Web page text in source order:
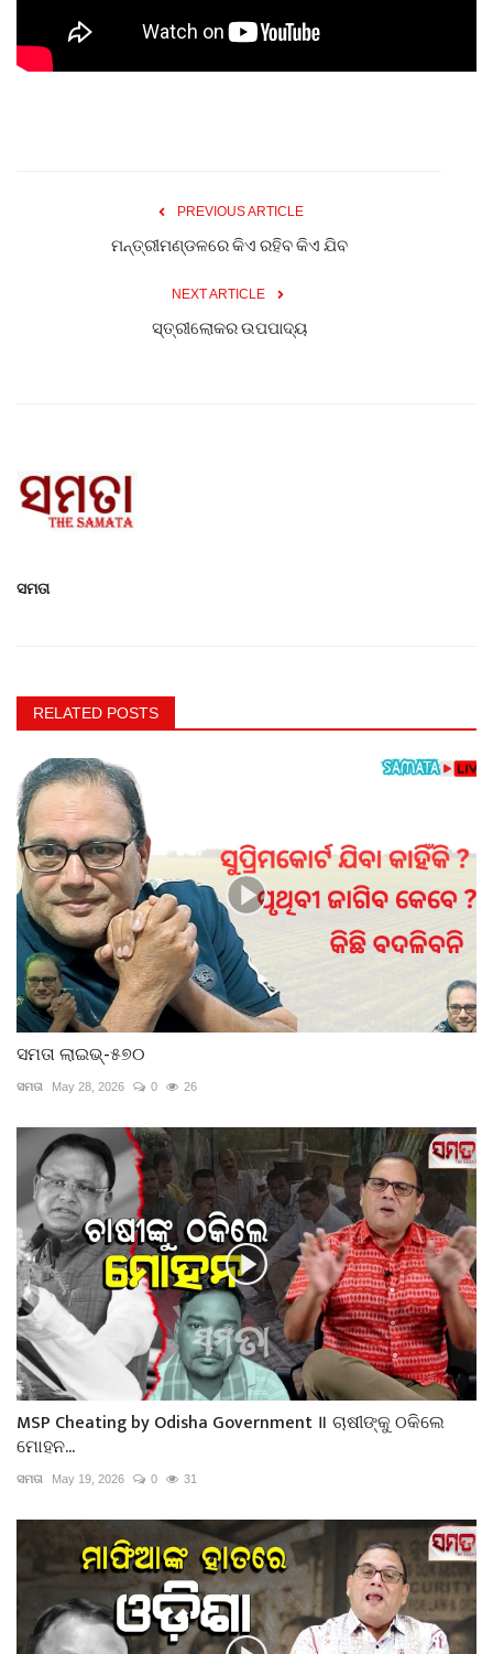
Gallery
PREVIOUS ARTICLE
ମନ୍ତ୍ରୀମଣ୍ଡଳରେ କିଏ ରହିବ କିଏ ଯିବ
NEXT ARTICLE
ସ୍ତ୍ରୀଲୋକର ଉପପାଦ୍ୟ
ସମତା
RELATED POSTS
ସମତା ଲାଇଭ୍-୫୭୦
ସମତା May 28, 2026 0 26
MSP Cheating by Odisha Government ॥ ଚାଷୀଙ୍କୁ ଠକିଲେ
ମୋହନ...
ସମତା May 19, 2026 0 31